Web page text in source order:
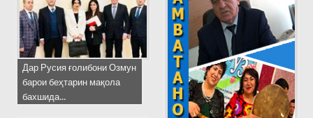
Дар Русия ғолибони Озмун
барои беҳтарин мақола
бахшида...